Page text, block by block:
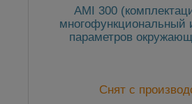
AMI 300
многофункциональный
параметров
Снят с